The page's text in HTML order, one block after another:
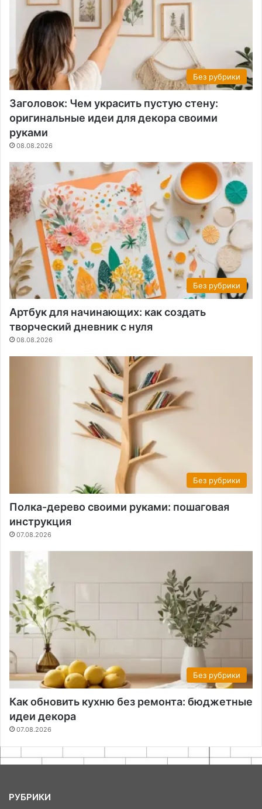
Без рубрики
Заголовок: Чем украсить пустую стену:
оригинальные идеи для декора своими
руками
08.08.2026
Без рубрики
Артбук для начинающих: как создать
творческий дневник с нуля
08.08.2026
Без рубрики
Полка-дерево своими руками: пошаговая
инструкция
07.08.2026
Без рубрики
Как обновить кухню без ремонта: бюджетные
идеи декора
07.08.2026
РУБРИКИ